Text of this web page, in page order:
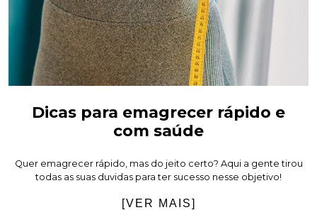
Dicas para emagrecer rápido e
com saúde
Quer emagrecer rápido, mas do jeito certo? Aqui a gente tirou
todas as suas duvidas para ter sucesso nesse objetivo!
[VER MAIS]